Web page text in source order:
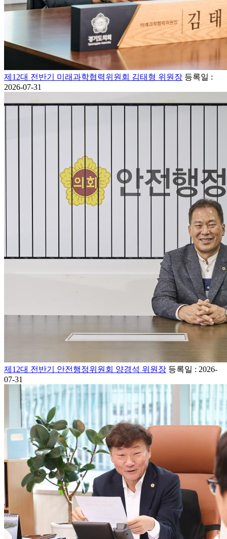
제12대 전반기 미래과학협력위원회 김태형 위원장 등록일 :
2026-07-31
제12대 전반기 안전행정위원회 양경석 위원장 등록일 : 2026-
07-31